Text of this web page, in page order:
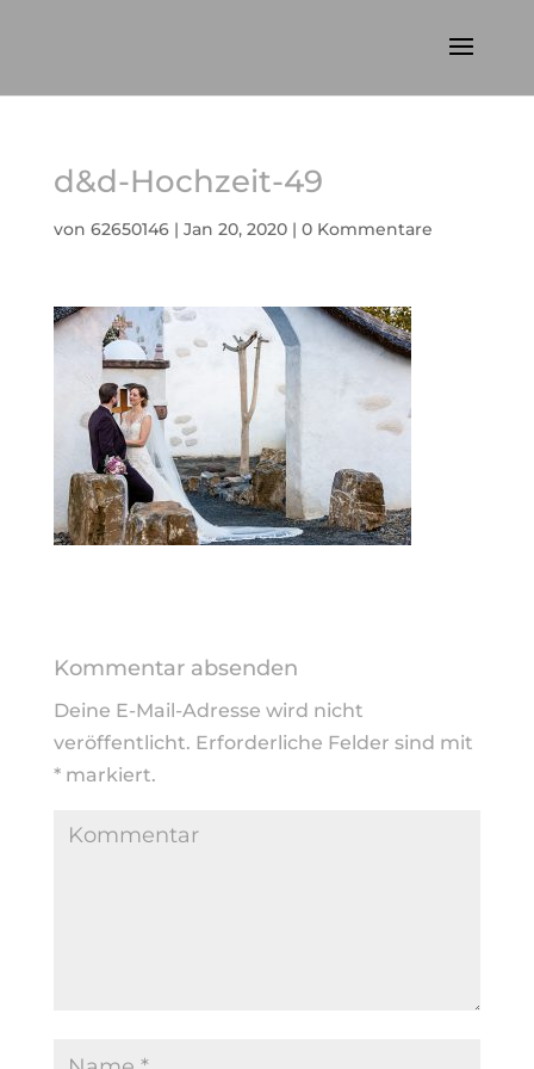
d&d-Hochzeit-49
von 62650146| Jan 20, 2020| 0 Kommentare
Kommentar absenden
Deine E-Mail-Adresse wird nicht
veröffentlicht. Erforderliche Felder sind mit
*markiert.